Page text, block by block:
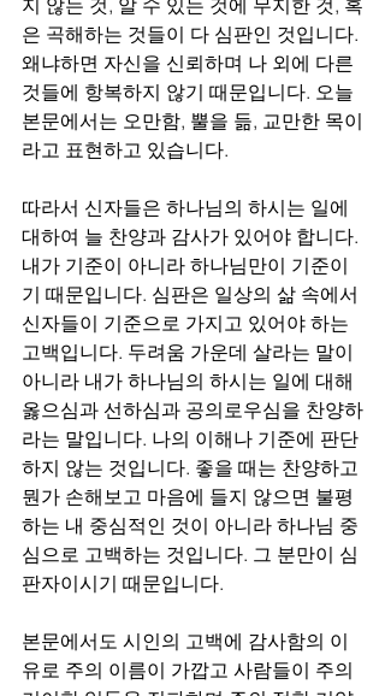
은 곡해하는 것들이 다 심판인 것입니다.
왜냐하면 자신을 신뢰하며 나 외에 다른
것들에 항복하지 않기 때문입니다. 오늘
본문에서는 오만함, 뿔을 듦, 교만한 목이
라고 표현하고 있습니다.
따라서 신자들은 하나님의 하시는 일에
대하여 늘 찬양과 감사가 있어야 합니다.
내가 기준이 아니라 하나님만이 기준이
기 때문입니다. 심판은 일상의 삶 속에서
신자들이 기준으로 가지고 있어야 하는
고백입니다. 두려움 가운데 살라는 말이
아니라 내가 하나님의 하시는 일에 대해
옳으심과 선하심과 공의로우심을 찬양하
라는 말입니다. 나의 이해나 기준에 판단
하지 않는 것입니다. 좋을 때는 찬양하고
뭔가 손해보고 마음에 들지 않으면 불평
하는 내 중심적인 것이 아니라 하나님 중
심으로 고백하는 것입니다. 그 분만이 심
판자이시기 때문입니다.
본문에서도 시인의 고백에 감사함의 이
유로 주의 이름이 가깝고 사람들이 주의